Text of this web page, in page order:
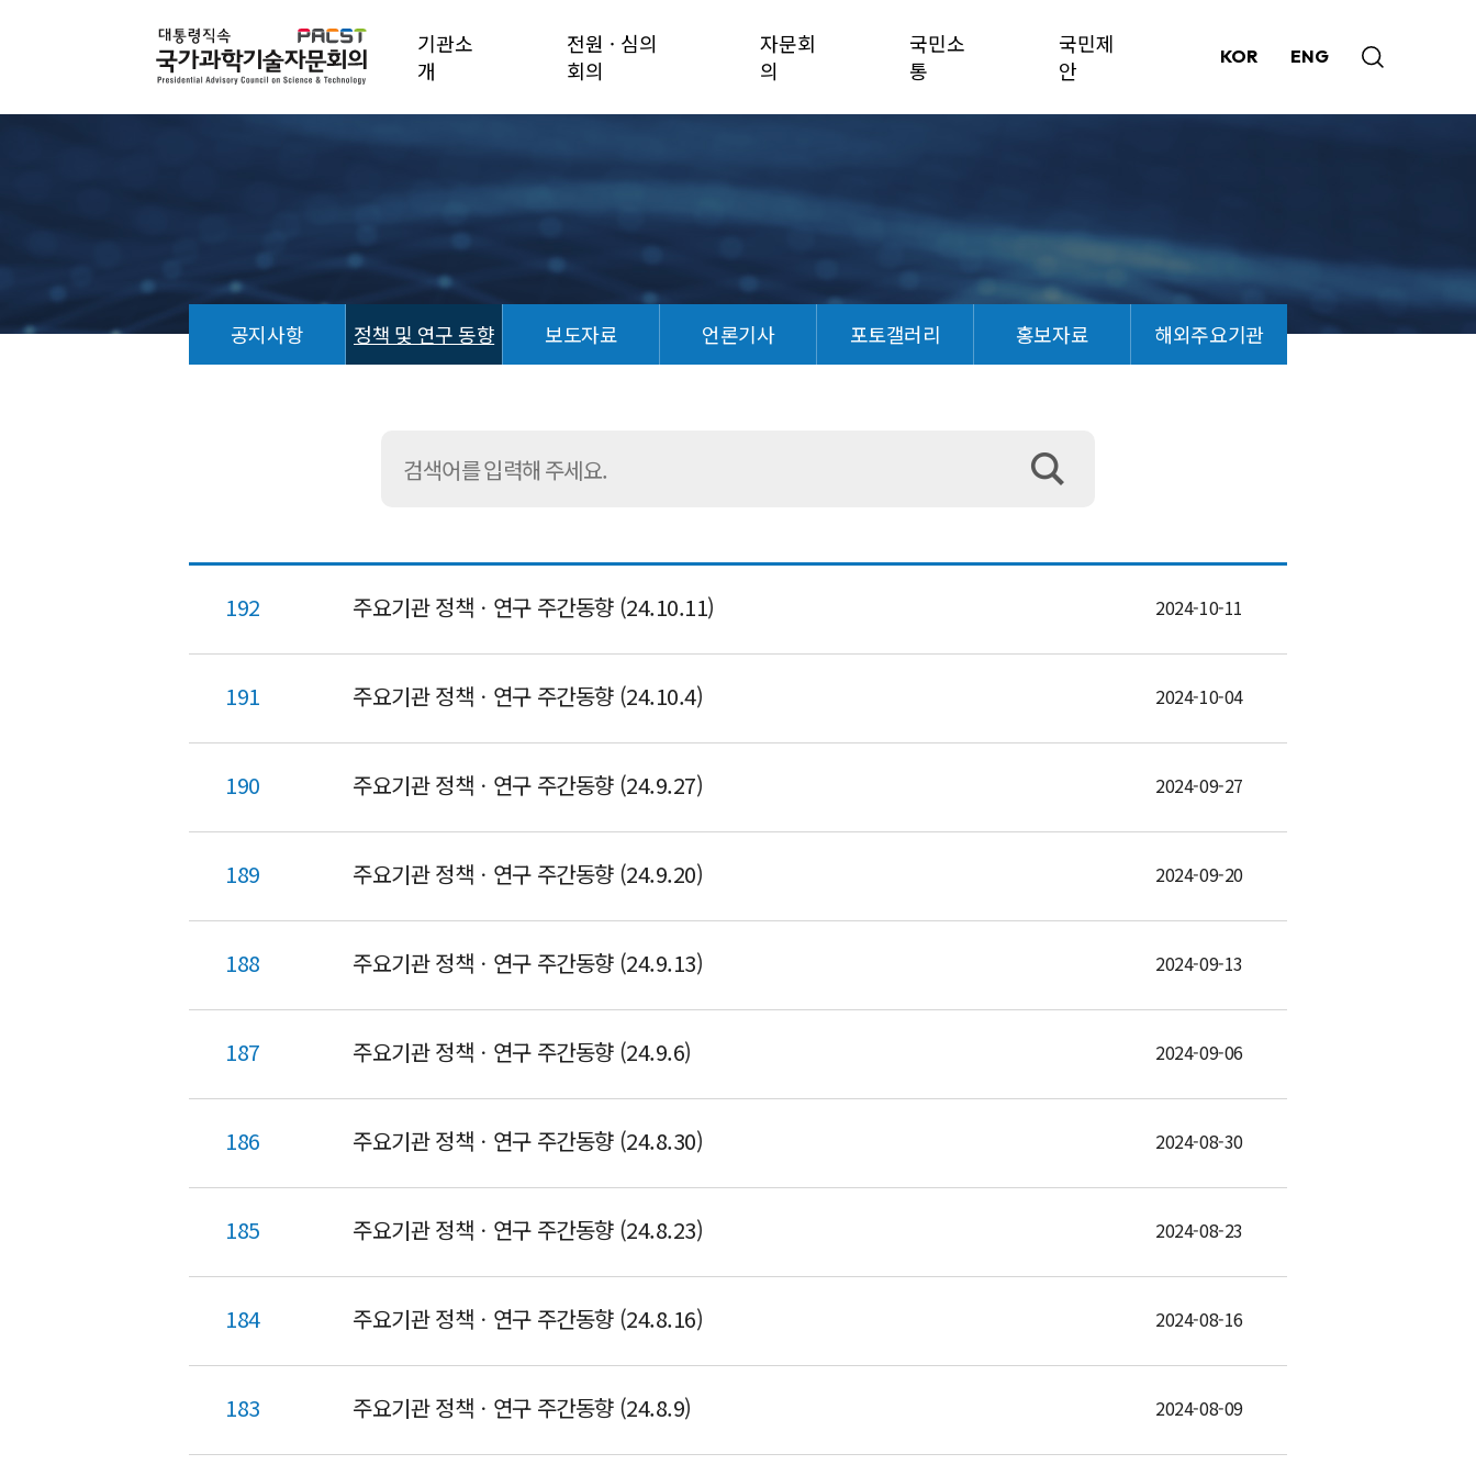
기관소
개
전원 · 심의
회의
자문회
의
국민소
통
국민제
안
KOR ENG
공지사항 정책 및 연구 동향 보도자료 언론기사 포토갤러리 홍보자료 해외주요기관
192 주요기관 정책ㆍ연구 주간동향 (24.10.11) 2024-10-11
191 주요기관 정책ㆍ연구 주간동향 (24.10.4) 2024-10-04
190 주요기관 정책ㆍ연구 주간동향 (24.9.27) 2024-09-27
189 주요기관 정책ㆍ연구 주간동향 (24.9.20) 2024-09-20
188 주요기관 정책ㆍ연구 주간동향 (24.9.13) 2024-09-13
187 주요기관 정책ㆍ연구 주간동향 (24.9.6) 2024-09-06
186 주요기관 정책ㆍ연구 주간동향 (24.8.30) 2024-08-30
185 주요기관 정책ㆍ연구 주간동향 (24.8.23) 2024-08-23
184 주요기관 정책ㆍ연구 주간동향 (24.8.16) 2024-08-16
183 주요기관 정책ㆍ연구 주간동향 (24.8.9) 2024-08-09